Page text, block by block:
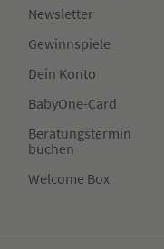
Newsletter
Gewinnspiele
Dein Konto
BabyOne-Card
Beratungstermin
buchen
Welcome Box